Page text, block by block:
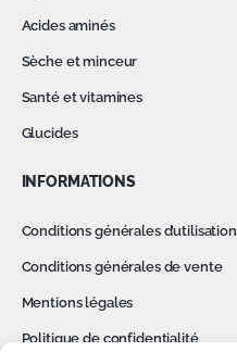
Acides aminés
Sèche et minceur
Santé et vitamines
Glucides
INFORMATIONS
Conditions générales d’utilisation
Conditions générales de vente
Mentions légales
Politique de confidentialité